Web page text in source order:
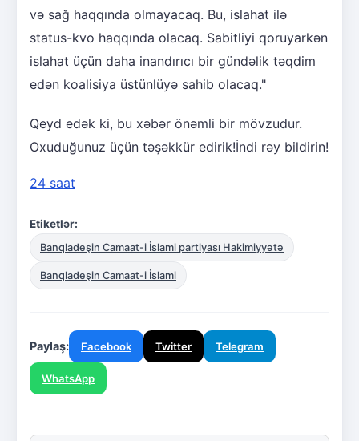
və sağ haqqında olmayacaq. Bu, islahat ilə
status-kvo haqqında olacaq. Sabitliyi qoruyarkən
islahat üçün daha inandırıcı bir gündəlik təqdim
edən koalisiya üstünlüyə sahib olacaq."
Qeyd edək ki, bu xəbər önəmli bir mövzudur.
Oxuduğunuz üçün təşəkkür edirik!İndi rəy bildirin!
24 saat
Etiketlər:
Banqladeşin Camaat-i İslami partiyası Hakimiyyətə
Banqladeşin Camaat-i İslami
Paylaş: Facebook Twitter Telegram
WhatsApp